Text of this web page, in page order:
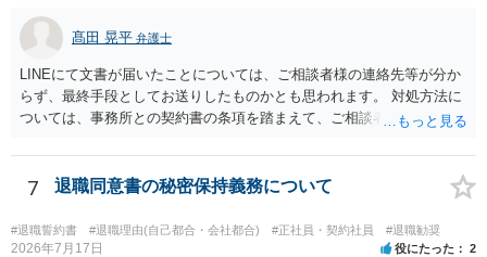
髙田 晃平 弁護士
LINEにて文書が届いたことについては、ご相談者様の連絡先等が分か
らず、最終手段としてお送りしたものかとも思われます。 対処方法に
ついては、事務所との契約書の条項を踏まえて、ご相談者様個人で交
ますと、本人での交渉は難儀する可能性があるかと考えられます。 解
決につながるかというところですが、例えば、民事調停で話合いを行
ます。
7 退職同意書の秘密保持義務について
#退職誓約書 #退職理由(自己都合・会社都合) #正社員・契約社員 #退職勧奨
2026年7月17日 役にたった 2